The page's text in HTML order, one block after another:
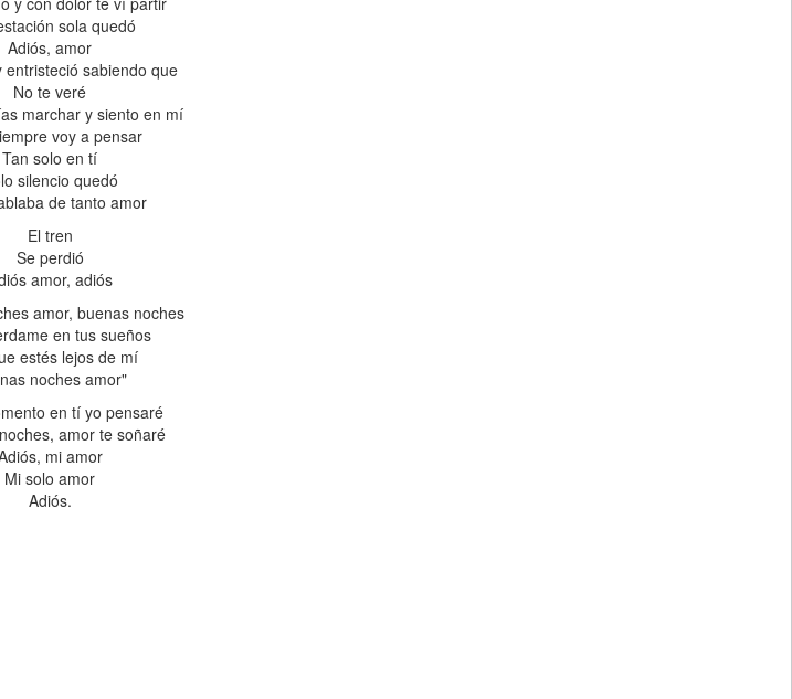
sola quedó
Adiós, amor
entristeció sabiendo que
No te veré
marchar y siento en mí
voy a pensar
Tan solo en tí
silencio quedó
de tanto amor
El tren
Se perdió
amor, adiós
amor, buenas noches
en tus sueños
estés lejos de mí
noches amor"
en tí yo pensaré
amor te soñaré
mi amor
Mi solo amor
Adiós.